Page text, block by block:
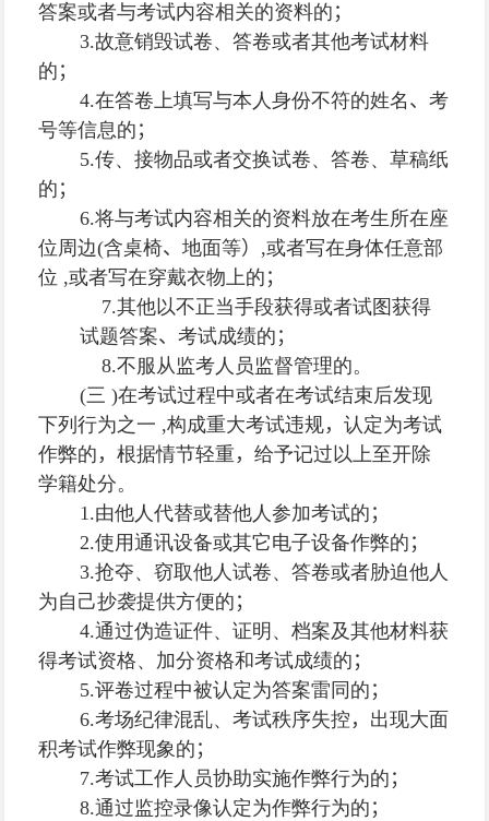
答案或者与考试内容相关的资料的 ；
3.故意销毁试卷、答卷或者其他考试材料
的 ；
4.在答卷上填写与本人身份不符的姓名 、 考
号等信息的 ；
5.传、接物品或者交换试卷、答卷、草稿纸
的 ；
6.将与考试内容相关的资料放在考生所在座
位周边(含桌椅、地面等） ,或者写在身体任意部
位 ,或者写在穿戴衣物上的 ；
7.其他以不正当手段获得或者试图获得
试题答案、 考试成绩的 ；
8.不服从监考人员监督管理的。
(三 )在考试过程中或者在考试结束后发现
下列行为之一 ,构成重大考试违规，认定为考试
作弊的 ，根据情节轻重 ，给予记过以上至开除
学籍处分。
1.由他人代替或替他人参加考试的 ；
2.使用通讯设备或其它电子设备作弊的 ；
3.抢夺、窃取他人试卷、答卷或者胁迫他人
为自己抄袭提供方便的 ；
4.通过伪造证件、证明、档案及其他材料获
得考试资格、加分资格和考试成绩的 ；
5.评卷过程中被认定为答案雷同的 ；
6.考场纪律混乱、考试秩序失控 ， 出现大面
积考试作弊现象的 ；
7.考试工作人员协助实施作弊行为的 ；
8.通过监控录像认定为作弊行为的 ；